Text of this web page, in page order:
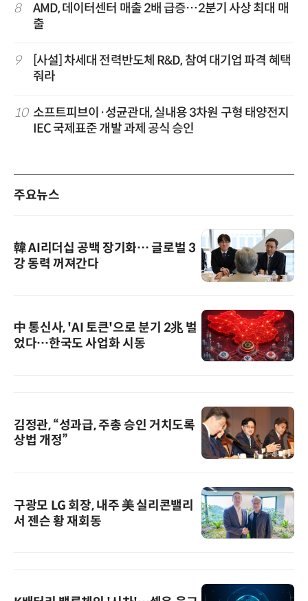
8
AMD, 데이터센터 매출 2배 급증…2분기 사상 최대 매
출
9
[사설] 차세대 전력반도체 R&D, 참여 대기업 파격 혜택
줘라
10 소프트피브이·성균관대, 실내용 3차원 구형 태양전지
IEC 국제표준 개발 과제 공식 승인
주요뉴스
韓 AI리더십 공백 장기화… 글로벌 3
강 동력 꺼져간다
中 통신사, 'AI 토큰'으로 분기 2兆 벌
었다…한국도 사업화 시동
김정관, “성과급, 주총 승인 거치도록
상법 개정”
구광모 LG 회장, 내주 美 실리콘밸리
서 젠슨 황 재회동